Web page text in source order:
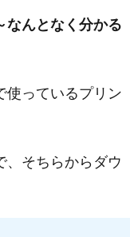
なんとなく分かる
使っているプリン
、そちらからダウ